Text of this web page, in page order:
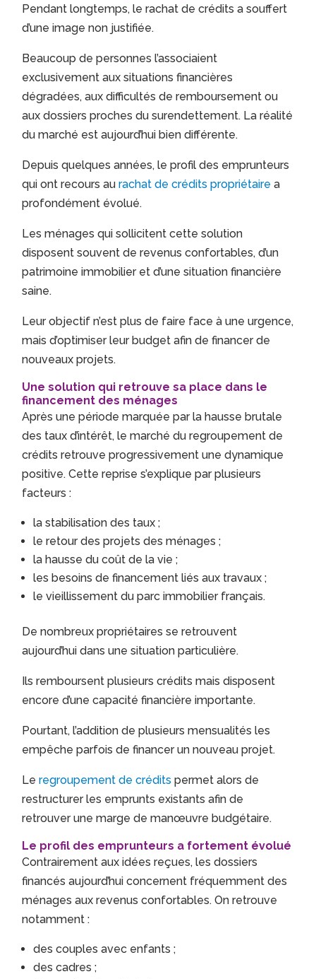
Pendant longtemps, le rachat de crédits a souffert
d’une image non justifiée.
Beaucoup de personnes l’associaient
exclusivement aux situations financières
dégradées, aux difficultés de remboursement ou
aux dossiers proches du surendettement. La réalité
du marché est aujourd’hui bien différente.
Depuis quelques années, le profil des emprunteurs
qui ont recours aurachat de crédits propriétaire a
profondément évolué.
Les ménages qui sollicitent cette solution
disposent souvent de revenus confortables, d’un
patrimoine immobilier et d’une situation financière
saine.
Leur objectif n’est plus de faire face à une urgence,
mais d’optimiser leur budget afin de financer de
nouveaux projets.
Une solution qui retrouve sa place dans le
financement des ménages
Après une période marquée par la hausse brutale
des taux d’intérêt, le marché du regroupement de
crédits retrouve progressivement une dynamique
positive. Cette reprise s’explique par plusieurs
facteurs :
la stabilisation des taux ;
le retour des projets des ménages ;
la hausse du coût de la vie ;
les besoins de financement liés aux travaux ;
le vieillissement du parc immobilier français.
De nombreux propriétaires se retrouvent
aujourd’hui dans une situation particulière.
Ils remboursent plusieurs crédits mais disposent
encore d’une capacité financière importante.
Pourtant, l’addition de plusieurs mensualités les
empêche parfois de financer un nouveau projet.
Leregroupement de crédits permet alors de
restructurer les emprunts existants afin de
retrouver une marge de manœuvre budgétaire.
Le profil des emprunteurs a fortement évolué
Contrairement aux idées reçues, les dossiers
financés aujourd’hui concernent fréquemment des
ménages aux revenus confortables. On retrouve
notamment :
des couples avec enfants ;
des cadres ;